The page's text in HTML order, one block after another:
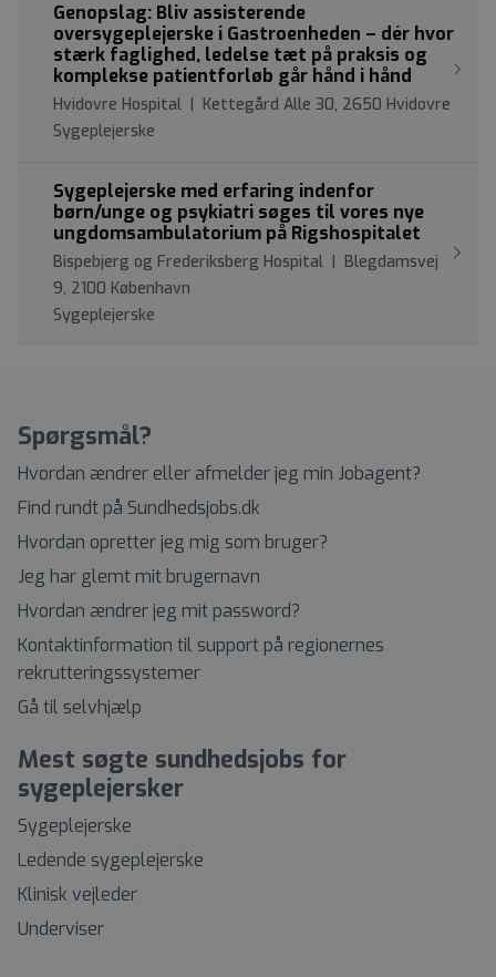
Genopslag: Bliv assisterende
oversygeplejerske i Gastroenheden – dér hvor
stærk faglighed, ledelse tæt på praksis og
komplekse patientforløb går hånd i hånd
Hvidovre Hospital | Kettegård Alle 30, 2650 Hvidovre
Sygeplejerske
Sygeplejerske med erfaring indenfor
børn/unge og psykiatri søges til vores nye
ungdomsambulatorium på Rigshospitalet
Bispebjerg og Frederiksberg Hospital | Blegdamsvej
9, 2100 København
Sygeplejerske
Spørgsmål?
Hvordan ændrer eller afmelder jeg min Jobagent?
Find rundt på Sundhedsjobs.dk
Hvordan opretter jeg mig som bruger?
Jeg har glemt mit brugernavn
Hvordan ændrer jeg mit password?
Kontaktinformation til support på regionernes
rekrutteringssystemer
Gå til selvhjælp
Mest søgte sundhedsjobs for
sygeplejersker
Sygeplejerske
Ledende sygeplejerske
Klinisk vejleder
Underviser